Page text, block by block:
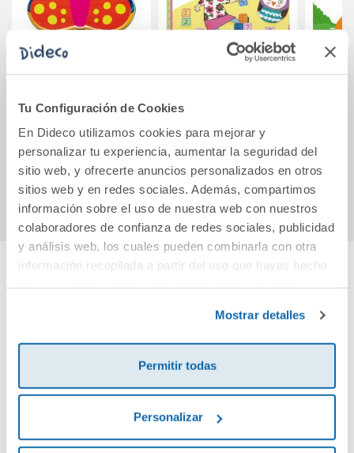
Tu Configuración de Cookies
En Dideco utilizamos cookies para mejorar y
personalizar tu experiencia, aumentar la seguridad del
sitio web, y ofrecerte anuncios personalizados en otros
sitios web y en redes sociales. Además, compartimos
información sobre el uso de nuestra web con nuestros
colaboradores de confianza de redes sociales, publicidad
y análisis web, los cuales pueden combinarla con otra
información recopilada a partir del uso que hayas hecho
Mostrar detalles
Permitir todas
Personalizar
Contrarios
12,95€
Comprar
9,95€
Comprar
Cuéntanos tu opinión
Debes iniciar sesión para poder valorarlo